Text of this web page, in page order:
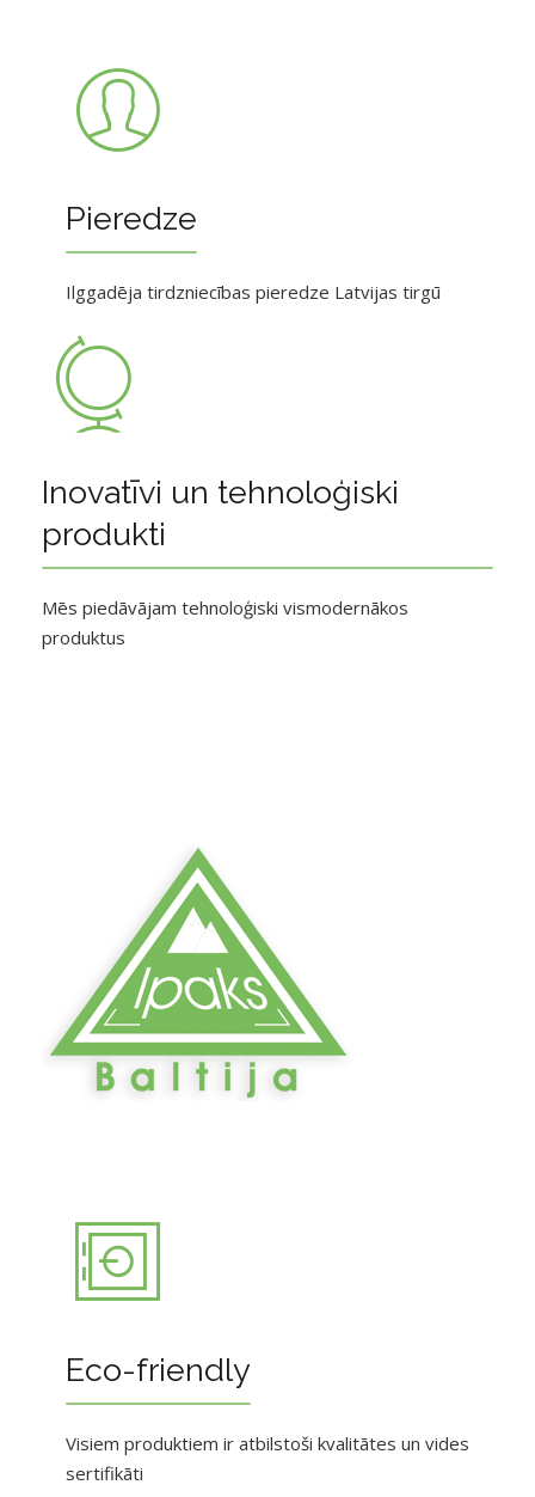
Pieredze
Ilggadēja tirdzniecības pieredze Latvijas tirgū
Inovatīvi un tehnoloģiski
produkti
Mēs piedāvājam tehnoloģiski vismodernākos
produktus
Eco-friendly
Visiem produktiem ir atbilstoši kvalitātes un vides
sertifikāti